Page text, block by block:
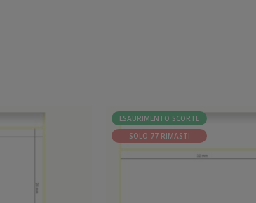
ESAURIMENTO SCORTE
SOLO 77 RIMASTI